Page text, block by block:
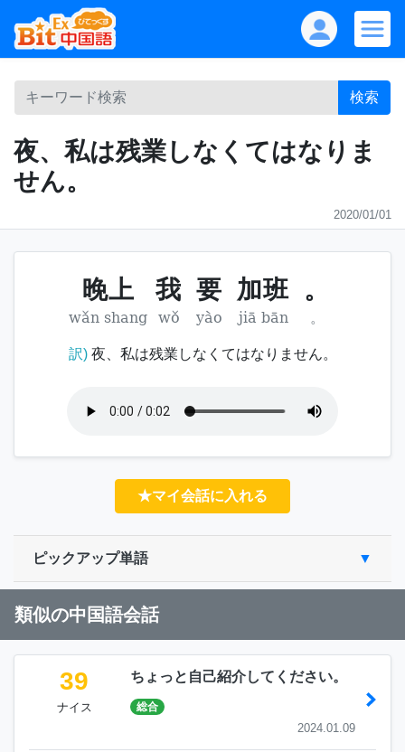
検索
夜、私は残業しなくてはなりま
せん。
2020/01/01
晚上 我 要 加班 。
wǎn shang wǒ yào jiā bān 。
訳)夜、私は残業しなくてはなりません。
★マイ会話に入れる
ピックアップ単語
類似の中国語会話
39
ナイス
ちょっと自己紹介してください。
総合
2024.01.09